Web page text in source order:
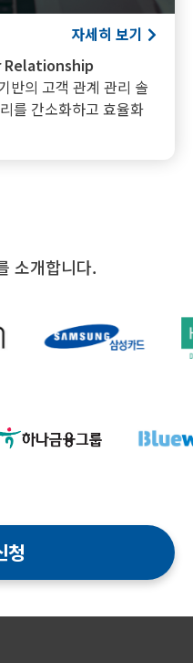
자세히 보기
Relationship
반의 고객 관계 관리 솔
를 간소화하고 효율화
소개합니다.
청